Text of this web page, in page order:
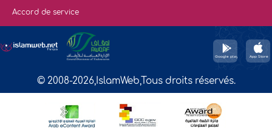
Accord de service
© 2008-2026,IslamWeb,Tous droits réservés.